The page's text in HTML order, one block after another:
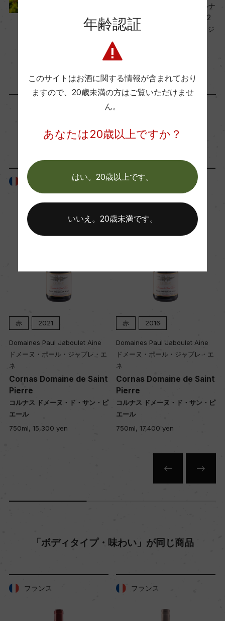
0%)
38hl/ha
15ー40年
花崗岩、石灰岩質、粘土質
A.O.C.コート・ロティ
格付
ー
入数
6
たなエントリークラス「コルナ
ス レ・グランド・テラス 202
2」、「コート・ロティ レ・ジ
2026年6月24日
「生産者」が同じ商品
フランス
赤 2021
Domaines Paul Jaboulet Aine
ドメーヌ・ポール・ジャブレ・エ
ネ
Cornas Domaine de Saint
Pierre
コルナス ドメーヌ・ド・サン・ピ
エール
750ml, 15,300 yen
フランス
赤 2016
Domaines Paul Jaboulet Aine
ドメーヌ・ポール・ジャブレ・エ
ネ
Cornas Domaine de Saint
Pierre
コルナス ドメーヌ・ド・サン・ピ
エール
750ml, 17,400 yen
「ボディタイプ・味わい」が同じ商品
フランス フランス
年齢認証
このサイトはお酒に関する情報が含まれており
ますので、 20歳未満の方はご覧いただけませ
ん。
あなたは20歳以上ですか？
はい。20歳以上です。
いいえ。20歳未満です。